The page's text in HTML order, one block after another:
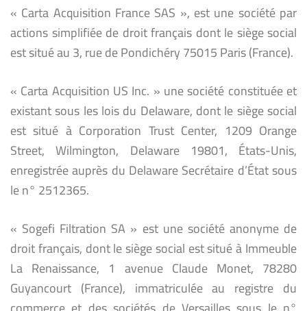
« Carta Acquisition France SAS », est une société par
actions simplifiée de droit français dont le siège social
est situé au 3, rue de Pondichéry 75015 Paris (France).
« Carta Acquisition US Inc. » une société constituée et
existant sous les lois du Delaware, dont le siège social
est situé à Corporation Trust Center, 1209 Orange
Street, Wilmington, Delaware 19801, États-Unis,
enregistrée auprès du Delaware Secrétaire d’État sous
le n° 2512365.
« Sogefi Filtration SA » est une société anonyme de
droit français, dont le siège social est situé à Immeuble
La Renaissance, 1 avenue Claude Monet, 78280
Guyancourt (France), immatriculée au registre du